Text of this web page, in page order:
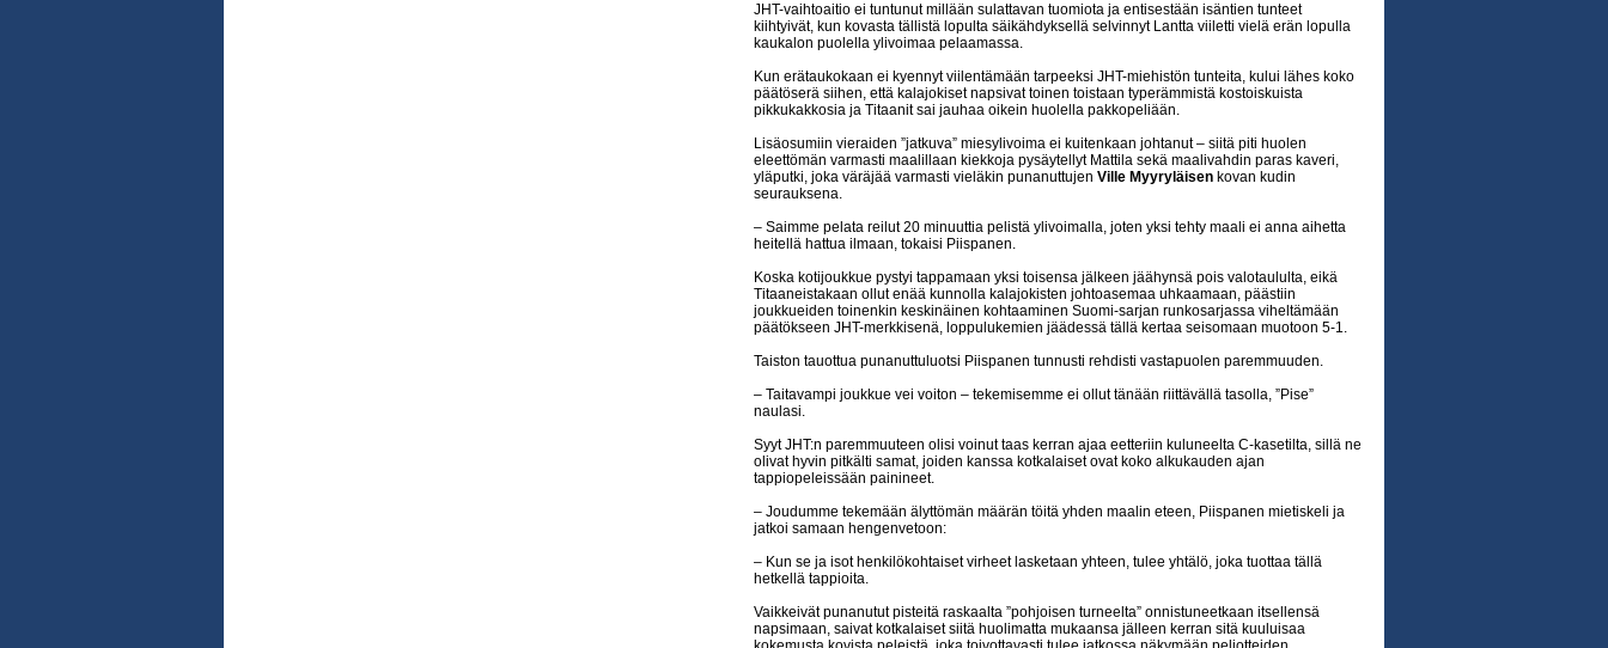
JHT-vaihtoaitio ei tuntunut millään sulattavan tuomiota ja entisestään isäntien tunteet
kiihtyivät, kun kovasta tällistä lopulta säikähdyksellä selvinnyt Lantta viiletti vielä erän lopulla
kaukalon puolella ylivoimaa pelaamassa.
Kun erätaukokaan ei kyennyt viilentämään tarpeeksi JHT-miehistön tunteita, kului lähes koko
päätöserä siihen, että kalajokiset napsivat toinen toistaan typerämmistä kostoiskuista
pikkukakkosia ja Titaanit sai jauhaa oikein huolella pakkopeliään.
Lisäosumiin vieraiden ”jatkuva” miesylivoima ei kuitenkaan johtanut – siitä piti huolen
eleettömän varmasti maalillaan kiekkoja pysäytellyt Mattila sekä maalivahdin paras kaveri,
yläputki, joka väräjää varmasti vieläkin punanuttujen Ville Myyryläisen kovan kudin
seurauksena.
– Saimme pelata reilut 20 minuuttia pelistä ylivoimalla, joten yksi tehty maali ei anna aihetta
heitellä hattua ilmaan, tokaisi Piispanen.
Koska kotijoukkue pystyi tappamaan yksi toisensa jälkeen jäähynsä pois valotaululta, eikä
Titaaneistakaan ollut enää kunnolla kalajokisten johtoasemaa uhkaamaan, päästiin
joukkueiden toinenkin keskinäinen kohtaaminen Suomi-sarjan runkosarjassa viheltämään
päätökseen JHT-merkkisenä, loppulukemien jäädessä tällä kertaa seisomaan muotoon 5-1.
Taiston tauottua punanuttuluotsi Piispanen tunnusti rehdisti vastapuolen paremmuuden.
– Taitavampi joukkue vei voiton – tekemisemme ei ollut tänään riittävällä tasolla, ”Pise”
naulasi.
Syyt JHT:n paremmuuteen olisi voinut taas kerran ajaa eetteriin kuluneelta C-kasetilta, sillä ne
olivat hyvin pitkälti samat, joiden kanssa kotkalaiset ovat koko alkukauden ajan
tappiopeleissään painineet.
– Joudumme tekemään älyttömän määrän töitä yhden maalin eteen, Piispanen mietiskeli ja
jatkoi samaan hengenvetoon:
– Kun se ja isot henkilökohtaiset virheet lasketaan yhteen, tulee yhtälö, joka tuottaa tällä
hetkellä tappioita.
Vaikkeivät punanutut pisteitä raskaalta ”pohjoisen turneelta” onnistuneetkaan itsellensä
napsimaan, saivat kotkalaiset siitä huolimatta mukaansa jälleen kerran sitä kuuluisaa